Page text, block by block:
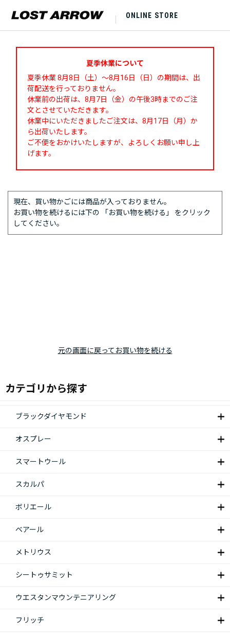
ONLINE STORE
夏季休業について
夏季休業 8月8日（土）～8月16日（日）の期間は、出
荷配送を行っておりません。
休業前の出荷は、8月7日（金）の午後3時までのご注
文とさせていただきます。
休業中にいただきましたご注文は、8月17日（月）か
ら出荷いたします。
ご不便をおかけいたしますが、よろしくお願い申し上
げます。
現在、買い物かごには商品が入っておりません。
お買い物を続けるには下の 「お買い物を続ける」 をクリック
してください。
元の画面に戻ってお買い物を続ける
カテゴリから探す
ブラックダイヤモンド
オスプレー
スマートウール
スカルパ
ボリエール
ベアール
メトリウス
シートゥサミット
ウエスタンマウンテニアリング
フリッチ